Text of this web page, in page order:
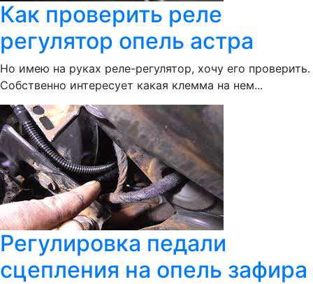
Как проверить реле
регулятор опель астра
Но имею на руках реле-регулятор, хочу его проверить.
Собственно интересует какая клемма на нем...
Регулировка педали
сцепления на опель зафира